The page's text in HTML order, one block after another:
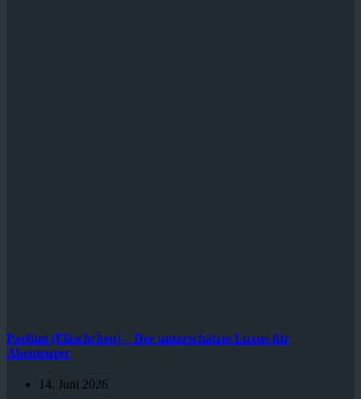
Parfüm (Fläschchen) – Der unterschätzte Luxus für
Abenteurer
14. Juni 2026